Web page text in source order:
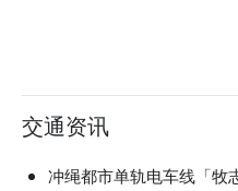
交通资讯
冲绳都市单轨电车线「牧